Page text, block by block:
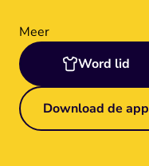
Meer
Word lid
Download de app